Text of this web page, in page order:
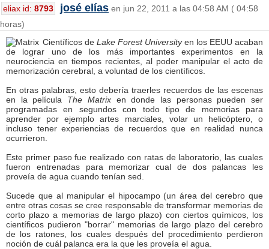
eliax id: 8793 josé elías en jun 22, 2011 a las 04:58 AM ( 04:58
horas)
Científicos de Lake Forest Universityen los EEUU acaban
de lograr uno de los más importantes experimentos en la
neurociencia en tiempos recientes, al poder manipular el acto de
memorización cerebral, a voluntad de los científicos.
En otras palabras, esto debería traerles recuerdos de las escenas
en la película The Matrixen donde las personas pueden ser
programadas en segundos con todo tipo de memorias para
aprender por ejemplo artes marciales, volar un helicóptero, o
incluso tener experiencias de recuerdos que en realidad nunca
ocurrieron.
Este primer paso fue realizado con ratas de laboratorio, las cuales
fueron entrenadas para memorizar cual de dos palancas les
proveía de agua cuando tenían sed.
Sucede que al manipular el hipocampo (un área del cerebro que
entre otras cosas se cree responsable de transformar memorias de
corto plazo a memorias de largo plazo) con ciertos químicos, los
científicos pudieron "borrar" memorias de largo plazo del cerebro
de los ratones, los cuales después del procedimiento perdieron
noción de cuál palanca era la que les proveía el agua.